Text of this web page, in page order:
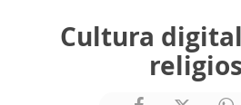
Cultura